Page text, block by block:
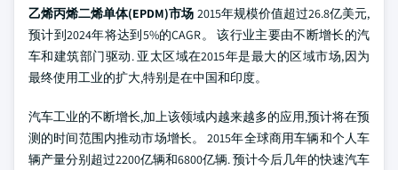
乙烯丙烯二烯单体(EPDM)市场 2015年规模价值超过26.8亿美元,
预计到2024年将达到5%的CAGR。 该行业主要由不断增长的汽
车和建筑部门驱动. 亚太区域在2015年是最大的区域市场,因为
最终使用工业的扩大,特别是在中国和印度。
汽车工业的不断增长,加上该领域内越来越多的应用,预计将在预
测的时间范围内推动市场增长。 2015年全球商用车辆和个人车
辆产量分别超过2200亿辆和6800亿辆. 预计今后几年的快速汽车